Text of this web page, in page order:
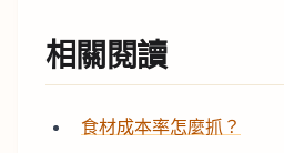
相關閱讀
食材成本率怎麼抓？